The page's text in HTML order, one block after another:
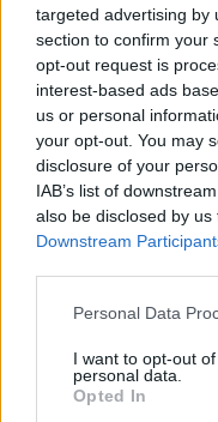
targeted advertising by
section to confirm your
opt-out request is
interest-based ads
us or personal
your opt-out. You may
disclosure of your
IAB’s list of
also be disclosed by
Downstream
Please note that this
not limited to your visit
grant or deny consent
use your data for
Personal Data
I want to opt-out
personal data.
Opted In
Πληροφοριών κ.
παρακολούθηση
πολιτικών